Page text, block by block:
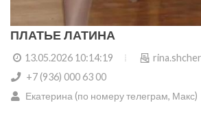
Екатерина (по номеру телеграм, Макс)
Регион:Московская область
Тип:Платье